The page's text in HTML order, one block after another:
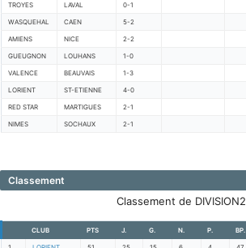
TROYES LAVAL 0-1
WASQUEHAL CAEN 5-2
AMIENS NICE 2-2
GUEUGNON LOUHANS 1-0
VALENCE BEAUVAIS 1-3
LORIENT ST-ETIENNE 4-0
RED STAR MARTIGUES 2-1
NIMES SOCHAUX 2-1
Classement
Classement de DIVISION2
CLUB PTS J. G. N. P. BP.